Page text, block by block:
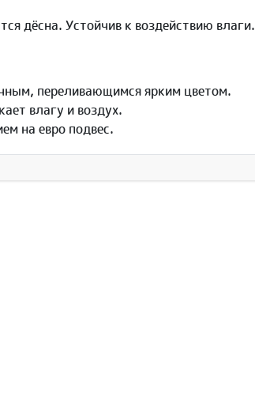
дёсна. Устойчив к воздействию влаги.
переливающимся ярким цветом.
влагу и воздух.
на евро подвес.